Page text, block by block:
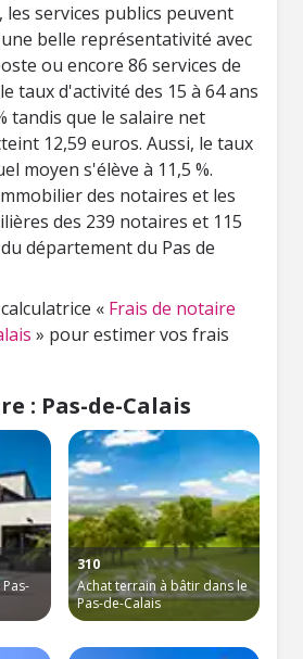
les services publics peuvent
belle représentativité avec
ou encore 86 services de
taux d'activité des 15 à 64 ans
tandis que le salaire net
12,59 euros. Aussi, le taux
moyen s'élève à 11,5 %.
des notaires et les
des 239 notaires et 115
département du Pas de
« Frais de notaire
» pour estimer vos frais
: Pas-de-Calais
310
Achat terrain à bâtir dans le
Pas-de-Calais